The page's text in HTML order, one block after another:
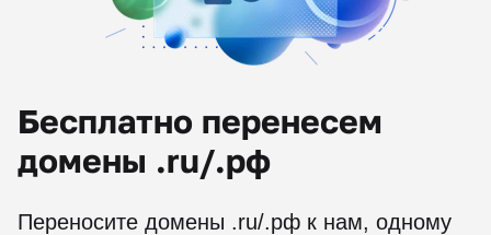
Бесплатно перенесем
домены .ru/.рф
Переносите домены .ru/.рф к нам, одному